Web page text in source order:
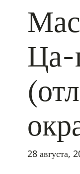
Ца-
28 августа,